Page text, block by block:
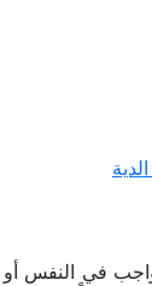
في النفس أو